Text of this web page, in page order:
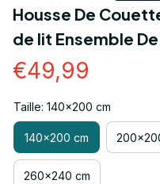
Housse De
de lit Ensemble
€49,99
Taille: 140x200 cm
140x200 cm
260x240 cm